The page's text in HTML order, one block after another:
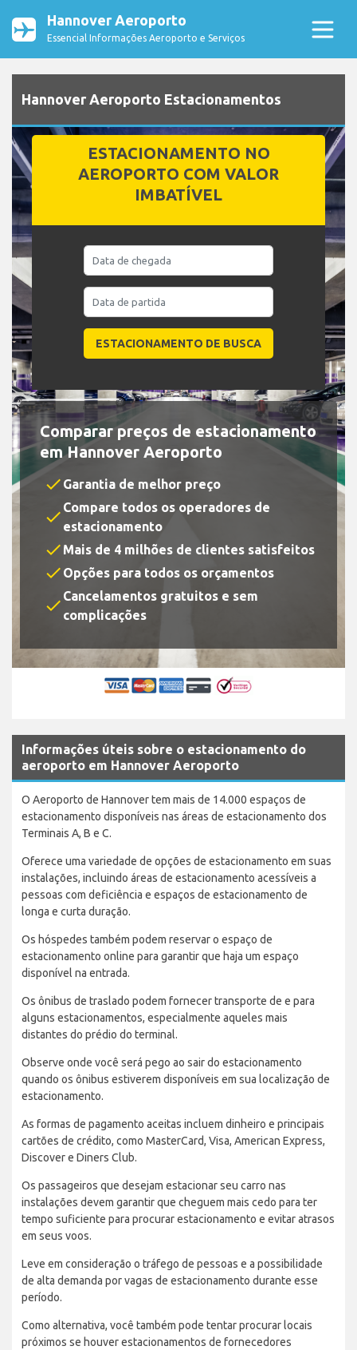
Hannover Aeroporto
Essencial Informações Aeroporto e Serviços
Hannover Aeroporto Estacionamentos
ESTACIONAMENTO NO
AEROPORTO COM VALOR
IMBATÍVEL
Comparar preços de estacionamento
em Hannover Aeroporto
check Garantia de melhor preço
check Compare todos os operadores de
estacionamento
check Mais de 4 milhões de clientes satisfeitos
check Opções para todos os orçamentos
check Cancelamentos gratuitos e sem
complicações
Informações úteis sobre o estacionamento do
aeroporto em Hannover Aeroporto
O Aeroporto de Hannover tem mais de 14.000 espaços de
estacionamento disponíveis nas áreas de estacionamento dos
Terminais A, B e C.
Oferece uma variedade de opções de estacionamento em suas
instalações, incluindo áreas de estacionamento acessíveis a
pessoas com deficiência e espaços de estacionamento de
longa e curta duração.
Os hóspedes também podem reservar o espaço de
estacionamento online para garantir que haja um espaço
disponível na entrada.
Os ônibus de traslado podem fornecer transporte de e para
alguns estacionamentos, especialmente aqueles mais
distantes do prédio do terminal.
Observe onde você será pego ao sair do estacionamento
quando os ônibus estiverem disponíveis em sua localização de
estacionamento.
As formas de pagamento aceitas incluem dinheiro e principais
cartões de crédito, como MasterCard, Visa, American Express,
Discover e Diners Club.
Os passageiros que desejam estacionar seu carro nas
instalações devem garantir que cheguem mais cedo para ter
tempo suficiente para procurar estacionamento e evitar atrasos
em seus voos.
Leve em consideração o tráfego de pessoas e a possibilidade
de alta demanda por vagas de estacionamento durante esse
período.
Como alternativa, você também pode tentar procurar locais
próximos se houver estacionamentos de fornecedores